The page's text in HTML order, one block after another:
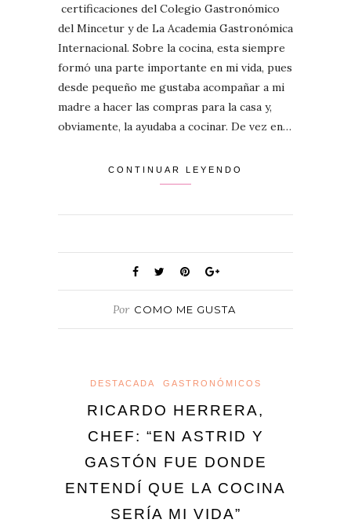
certificaciones del Colegio Gastronómico
del Mincetur y de La Academia Gastronómica
Internacional. Sobre la cocina, esta siempre
formó una parte importante en mi vida, pues
desde pequeño me gustaba acompañar a mi
madre a hacer las compras para la casa y,
obviamente, la ayudaba a cocinar. De vez en…
CONTINUAR LEYENDO
Por COMO ME GUSTA
DESTACADA GASTRONÓMICOS
RICARDO HERRERA,
CHEF: “EN ASTRID Y
GASTÓN FUE DONDE
ENTENDÍ QUE LA COCINA
SERÍA MI VIDA”